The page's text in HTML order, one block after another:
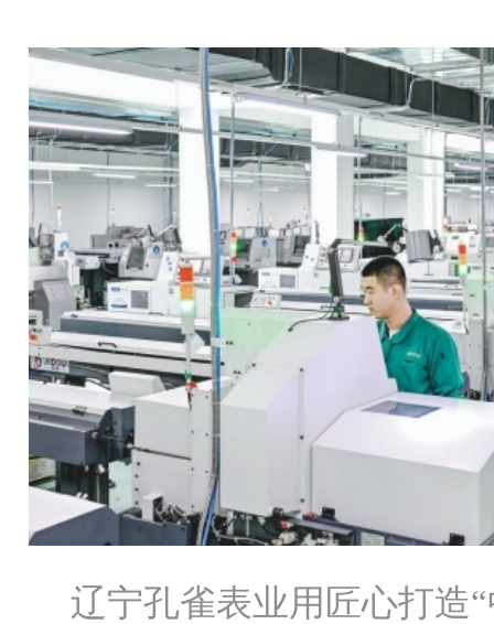
辽宁孔雀表业用匠心打造